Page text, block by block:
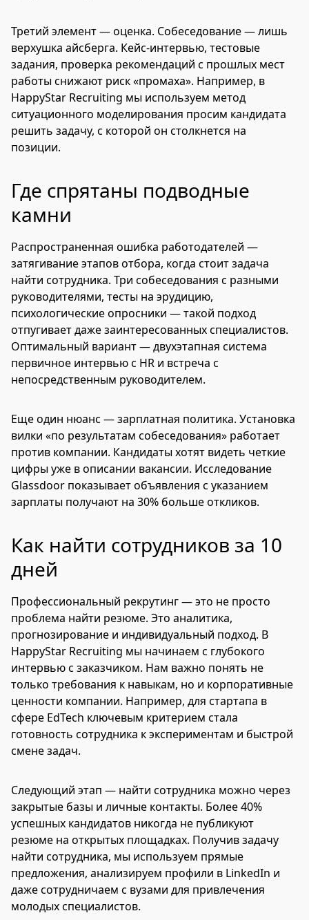
Третий элемент — оценка. Собеседование — лишь
верхушка айсберга. Кейс-интервью, тестовые
задания, проверка рекомендаций с прошлых мест
работы снижают риск «промаха». Например, в
HappyStar Recruiting мы используем метод
ситуационного моделирования просим кандидата
решить задачу, с которой он столкнется на
позиции.
Где спрятаны подводные
камни
Распространенная ошибка работодателей —
затягивание этапов отбора, когда стоит задача
найти сотрудника. Три собеседования с разными
руководителями, тесты на эрудицию,
психологические опросники — такой подход
отпугивает даже заинтересованных специалистов.
Оптимальный вариант — двухэтапная система
первичное интервью с HR и встреча с
непосредственным руководителем.
Еще один нюанс — зарплатная политика. Установка
вилки «по результатам собеседования» работает
против компании. Кандидаты хотят видеть четкие
цифры уже в описании вакансии. Исследование
Glassdoor показывает объявления с указанием
зарплаты получают на 30% больше откликов.
Как найти сотрудников за 10
дней
Профессиональный рекрутинг — это не просто
проблема найти резюме. Это аналитика,
прогнозирование и индивидуальный подход. В
HappyStar Recruiting мы начинаем с глубокого
интервью с заказчиком. Нам важно понять не
только требования к навыкам, но и корпоративные
ценности компании. Например, для стартапа в
сфере EdTech ключевым критерием стала
готовность сотрудника к экспериментам и быстрой
смене задач.
Следующий этап — найти сотрудника можно через
закрытые базы и личные контакты. Более 40%
успешных кандидатов никогда не публикуют
резюме на открытых площадках. Получив задачу
найти сотрудника, мы используем прямые
предложения, анализируем профили в LinkedIn и
даже сотрудничаем с вузами для привлечения
молодых специалистов.